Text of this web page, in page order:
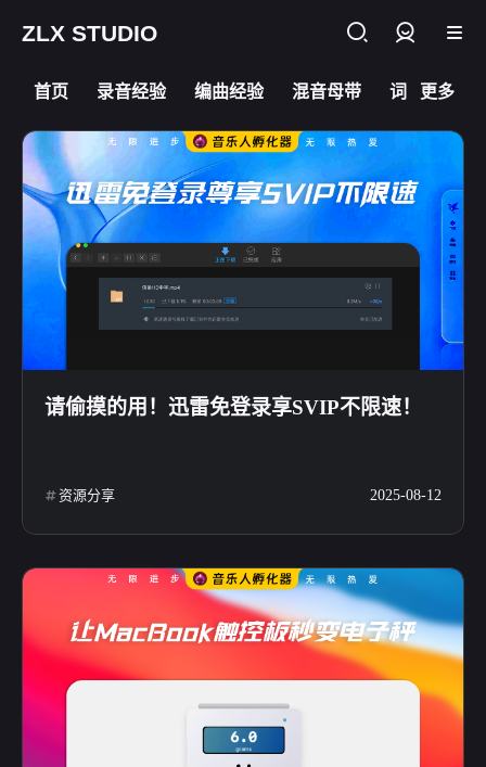
ZLX STUDIO
首页 录音经验 编曲经验 混音母带 词曲乐理
更多
请偷摸的用！迅雷免登录享SVIP不限速！
资源分享 2025-08-12